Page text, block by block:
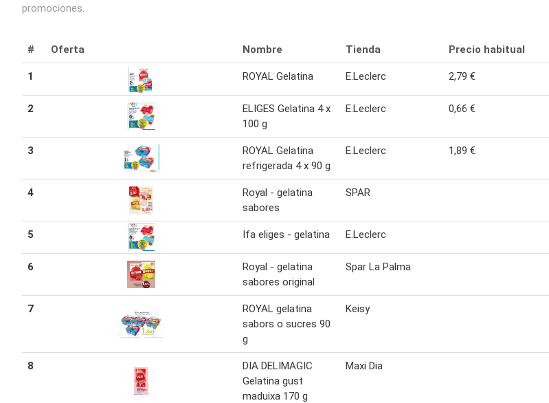
promociones.
# Oferta Nombre Tienda Precio habitual
1 ROYAL Gelatina E.Leclerc 2,79 €
2
ELIGES Gelatina 4 x
100 g
E.Leclerc 0,66 €
3
ROYAL Gelatina
refrigerada 4 x 90 g
E.Leclerc 1,89 €
4
Royal - gelatina
sabores
SPAR
5 Ifa eliges - gelatina E.Leclerc
6
Royal - gelatina
sabores original
Spar La Palma
7
ROYAL gelatina
sabors o sucres 90
g
Keisy
8
DIA DELIMAGIC
Gelatina gust
maduixa 170 g
Maxi Dia